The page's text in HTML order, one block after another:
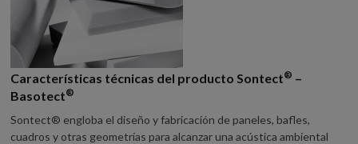
Características técnicas del producto Sontect® –
Basotect®
Sontect® engloba el diseño y fabricación de paneles, bafles,
cuadros y otras geometrías para alcanzar una acústica ambiental